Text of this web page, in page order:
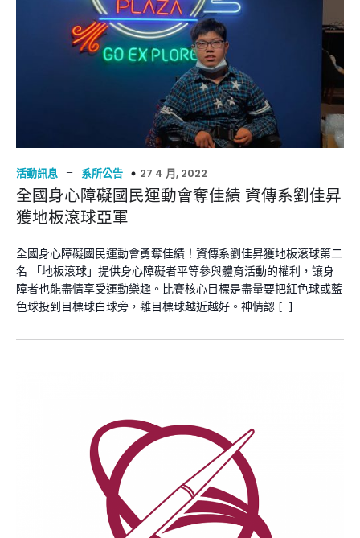
活動訊息 – 系所公告 27 4 月, 2022
全國身心障礙國民運動會奪佳績 資傳系劉佳昇
獲地板滾球亞軍
全國身心障礙國民運動會勇奪佳績！資傳系劉佳昇獲地板滾球第二
名 「地板滾球」提供身心障礙者平等參與體育活動的權利，讓身
障者也能盡情享受運動樂趣。比賽核心目標是盡量要把紅色球或藍
色球投到目標球白球旁，離目標球越近越好。神情認 […]